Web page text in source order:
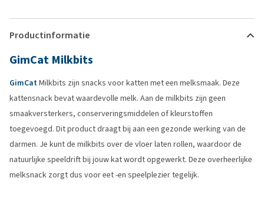
Productinformatie
GimCat Milkbits
GimCatMilkbits zijn snacks voor katten met een melksmaak. Deze
kattensnack bevat waardevolle melk. Aan de milkbits zijn geen
smaakversterkers, conserveringsmiddelen of kleurstoffen
toegevoegd. Dit product draagt bij aan een gezonde werking van de
darmen. Je kunt de milkbits over de vloer laten rollen, waardoor de
natuurlijke speeldrift bij jouw kat wordt opgewerkt. Deze overheerlijke
melksnack zorgt dus voor eet -en speelplezier tegelijk.